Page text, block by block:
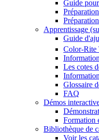
Guide
Apprentissage
Guide
Color-Rite
Les cotes
Glossaire
FAQ
Démos
Formation
Bibliothèque de
Voir les